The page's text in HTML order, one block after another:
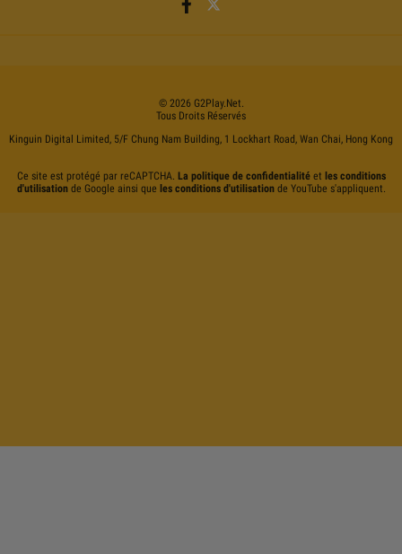
© 2026 G2Play.net.
Tous Droits Réservés
Kinguin Digital Limited, 5/F Chung Nam Building, 1 Lockhart Road, Wan Chai, Hong Kong
Ce site est protégé par reCAPTCHA. La politique de confidentialitéet les conditions
d'utilisationde Google ainsi que les conditions d'utilisationde YouTube s'appliquent.